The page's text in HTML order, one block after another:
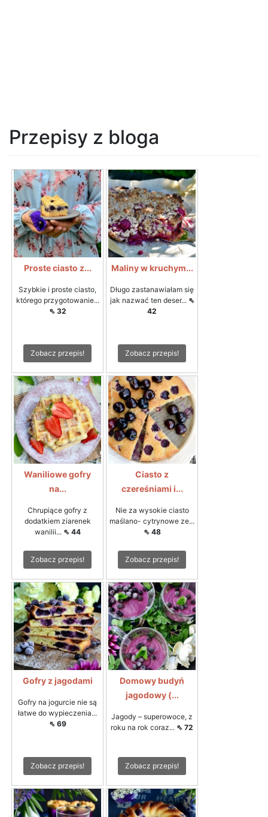
Przepisy z bloga
Proste ciasto z...
Szybkie i proste ciasto,
którego przygotowanie...
⇖ 32
Zobacz przepis!
Maliny w kruchym...
Długo zastanawiałam się
jak nazwać ten deser... ⇖
42
Zobacz przepis!
Waniliowe gofry
na...
Chrupiące gofry z
dodatkiem ziarenek
wanilii... ⇖ 44
Zobacz przepis!
Ciasto z
czereśniami i...
Nie za wysokie ciasto
maślano- cytrynowe ze...
⇖ 48
Zobacz przepis!
Gofry z jagodami
Gofry na jogurcie nie są
łatwe do wypieczenia...
⇖ 69
Zobacz przepis!
Domowy budyń
jagodowy (...
Jagody – superowoce, z
roku na rok coraz... ⇖ 72
Zobacz przepis!